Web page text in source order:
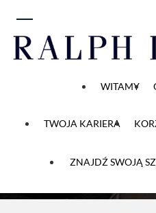
WITAMY
TWOJA KARIERA
ZNAJDŹ SWOJĄ
Proces